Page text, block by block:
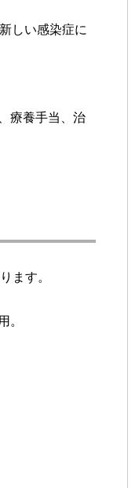
しい感染症に
療養手当、治
ます。
。